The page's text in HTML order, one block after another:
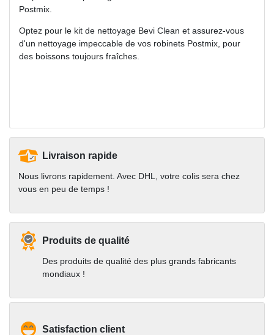
Postmix.
Optez pour le kit de nettoyage Bevi Clean et assurez-vous
d'un nettoyage impeccable de vos robinets Postmix, pour
des boissons toujours fraîches.
Livraison rapide
Nous livrons rapidement. Avec DHL, votre colis sera chez
vous en peu de temps !
Produits de qualité
Des produits de qualité des plus grands fabricants
mondiaux !
Satisfaction client